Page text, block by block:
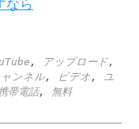
なら
, アップロード,
ャンネル, ビデオ,
ユ
帯電話, 無料